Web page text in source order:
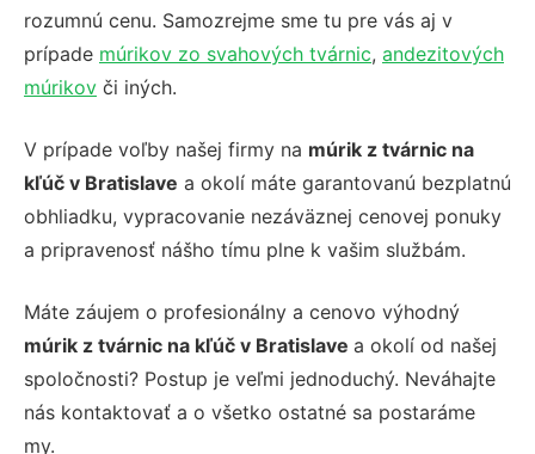
rozumnú cenu. Samozrejme sme tu pre vás aj v
prípade múrikov zo svahových tvárnic, andezitových
múrikov či iných.
V prípade voľby našej firmy na múrik z tvárnic na
kľúč v Bratislave a okolí máte garantovanú bezplatnú
obhliadku, vypracovanie nezáväznej cenovej ponuky
a pripravenosť nášho tímu plne k vašim službám.
Máte záujem o profesionálny a cenovo výhodný
múrik z tvárnic na kľúč v Bratislave a okolí od našej
spoločnosti? Postup je veľmi jednoduchý. Neváhajte
nás kontaktovať a o všetko ostatné sa postaráme
my.